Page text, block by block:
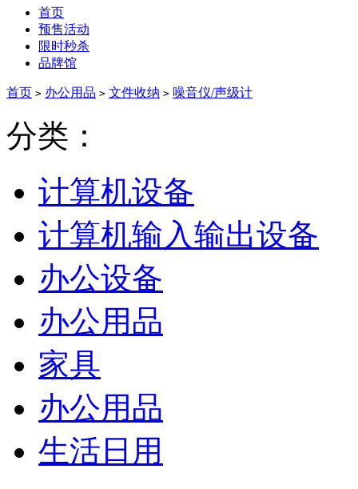
首页
预售活动
限时秒杀
品牌馆
首页 > 办公用品 > 文件收纳 > 噪音仪/声级计
分类：
计算机设备
计算机输入输出设备
办公设备
办公用品
家具
办公用品
生活日用